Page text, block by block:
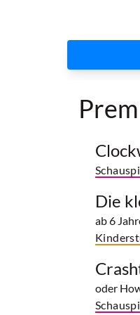
Die
ab 6
oder